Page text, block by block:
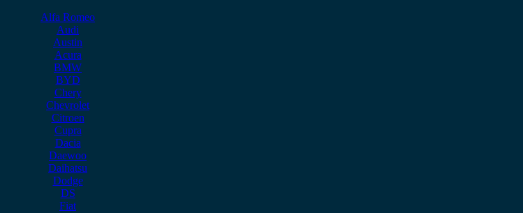
Alfa Romeo
Audi
Austin
Acura
BMW
BYD
Chery
Chevrolet
Citroen
Cupra
Dacia
Daewoo
Daihatsu
Dodge
DS
Fiat